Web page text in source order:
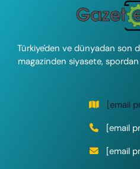
Türkiye'den ve dünyadan son
magazinden siyasete,
[email
[email
[email